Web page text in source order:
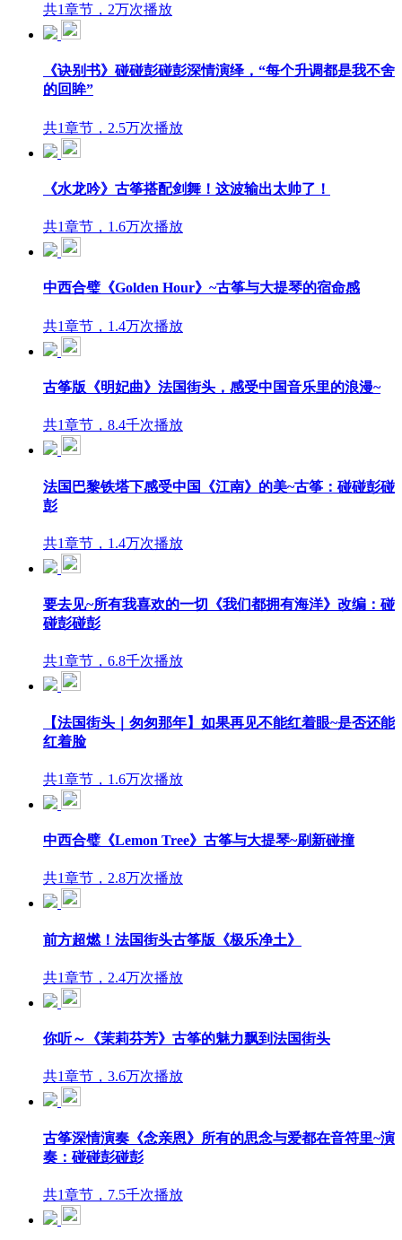
共1章节，2万次播放
《诀别书》碰碰彭碰彭深情演绎，“每个升调都是我不舍
的回眸”
共1章节，2.5万次播放
《水龙吟》古筝搭配剑舞！这波输出太帅了！
共1章节，1.6万次播放
中西合璧《Golden Hour》~古筝与大提琴的宿命感
共1章节，1.4万次播放
古筝版《明妃曲》法国街头，感受中国音乐里的浪漫~
共1章节，8.4千次播放
法国巴黎铁塔下感受中国《江南》的美~古筝：碰碰彭碰
彭
共1章节，1.4万次播放
要去见~所有我喜欢的一切《我们都拥有海洋》改编：碰
碰彭碰彭
共1章节，6.8千次播放
【法国街头｜匆匆那年】如果再见不能红着眼~是否还能
红着脸
共1章节，1.6万次播放
中西合璧《Lemon Tree》古筝与大提琴~刷新碰撞
共1章节，2.8万次播放
前方超燃！法国街头古筝版《极乐净土》
共1章节，2.4万次播放
你听～《茉莉芬芳》古筝的魅力飘到法国街头
共1章节，3.6万次播放
古筝深情演奏《念亲恩》所有的思念与爱都在音符里~演
奏：碰碰彭碰彭
共1章节，7.5千次播放